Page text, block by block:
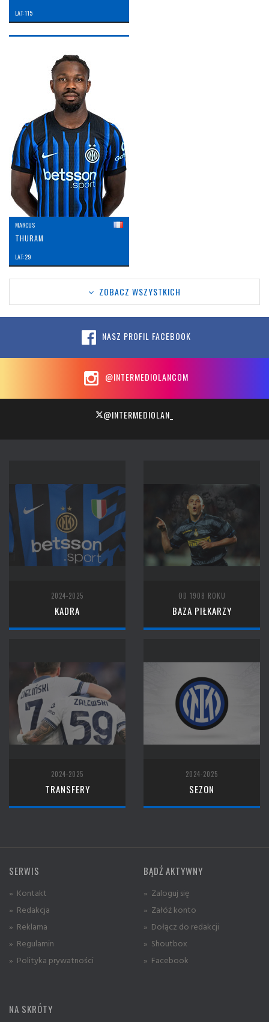
LAT: 115
MARCUS
THURAM
LAT: 29
ZOBACZ WSZYSTKICH
NASZ PROFIL FACEBOOK
@INTERMEDIOLANCOM
@INTERMEDIOLAN_
2024-2025
KADRA
OD 1908 ROKU
BAZA PIŁKARZY
2024-2025
TRANSFERY
2024-2025
SEZON
SERWIS
» Kontakt
» Redakcja
» Reklama
» Regulamin
» Polityka prywatności
BĄDŹ AKTYWNY
» Zaloguj się
» Załóż konto
» Dołącz do redakcji
» Shoutbox
» Facebook
NA SKRÓTY